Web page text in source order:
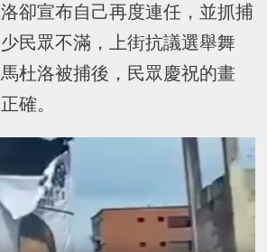
卻宣布自己再度連任，並抓捕
民眾不滿，上街抗議選舉舞
杜洛被捕後，民眾慶祝的畫
確。